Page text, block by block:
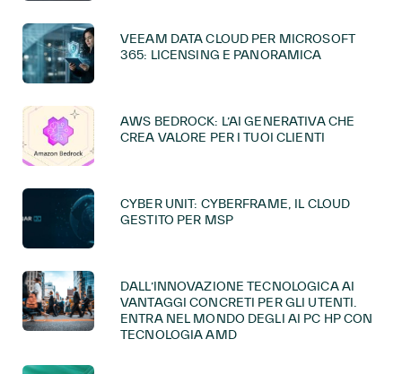
VEEAM DATA CLOUD PER MICROSOFT
365: LICENSING E PANORAMICA
AWS BEDROCK: L’AI GENERATIVA CHE
CREA VALORE PER I TUOI CLIENTI
CYBER UNIT: CYBERFRAME, IL CLOUD
GESTITO PER MSP
DALL’INNOVAZIONE TECNOLOGICA AI
VANTAGGI CONCRETI PER GLI UTENTI.
ENTRA NEL MONDO DEGLI AI PC HP CON
TECNOLOGIA AMD